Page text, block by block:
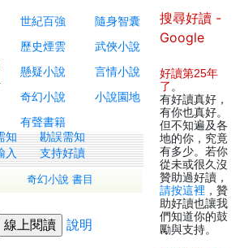
世紀百強
隨身智囊
歷史煙雲
武俠小說
懸疑小說
言情小說
奇幻小說
小說園地
有聲書籍
知
勘誤需知
入
支持好讀
奇幻小說 書目
說明
搜尋好讀 -
Google
好讀第25年
了 。
有好讀真好，
有你也真好。
但不知遍及各
地的你，究竟
有多少。若你
從未或很久沒
贊助過好讀，
請按這裡 ，贊
助好讀也讓我
們知道你的鼓
勵與支持。